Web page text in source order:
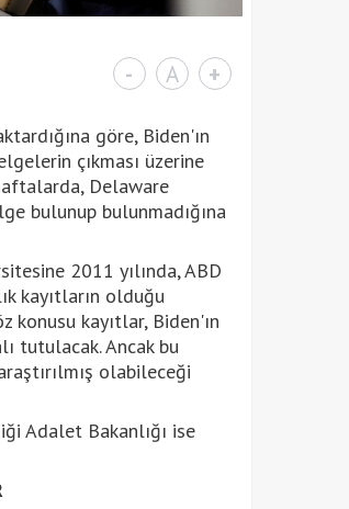
- A +
göre, Biden'ın
çıkması üzerine
Delaware
bulunup bulunmadığına
2011 yılında, ABD
kayıtların olduğu
konusu kayıtlar, Biden'ın
tutulacak. Ancak bu
olabileceği
Adalet Bakanlığı ise